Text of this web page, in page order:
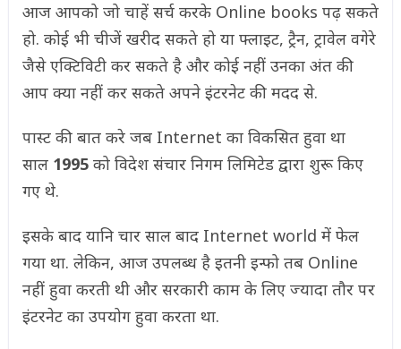
आज आपको जो चाहें सर्च करके Online books पढ़ सकते
हो. कोई भी चीजें खरीद सकते हो या फ्लाइट, ट्रैन, ट्रावेल वगेरे
जैसे एक्टिविटी कर सकते है और कोई नहीं उनका अंत की
आप क्या नहीं कर सकते अपने इंटरनेट की मदद से.
पास्ट की बात करे जब Internet का विकसित हुवा था
साल 1995को विदेश संचार निगम लिमिटेड द्वारा शुरू किए
गए थे.
इसके बाद यानि चार साल बाद Internet world में फेल
गया था. लेकिन, आज उपलब्ध है इतनी इन्फो तब Online
नहीं हुवा करती थी और सरकारी काम के लिए ज्यादा तौर पर
इंटरनेट का उपयोग हुवा करता था.